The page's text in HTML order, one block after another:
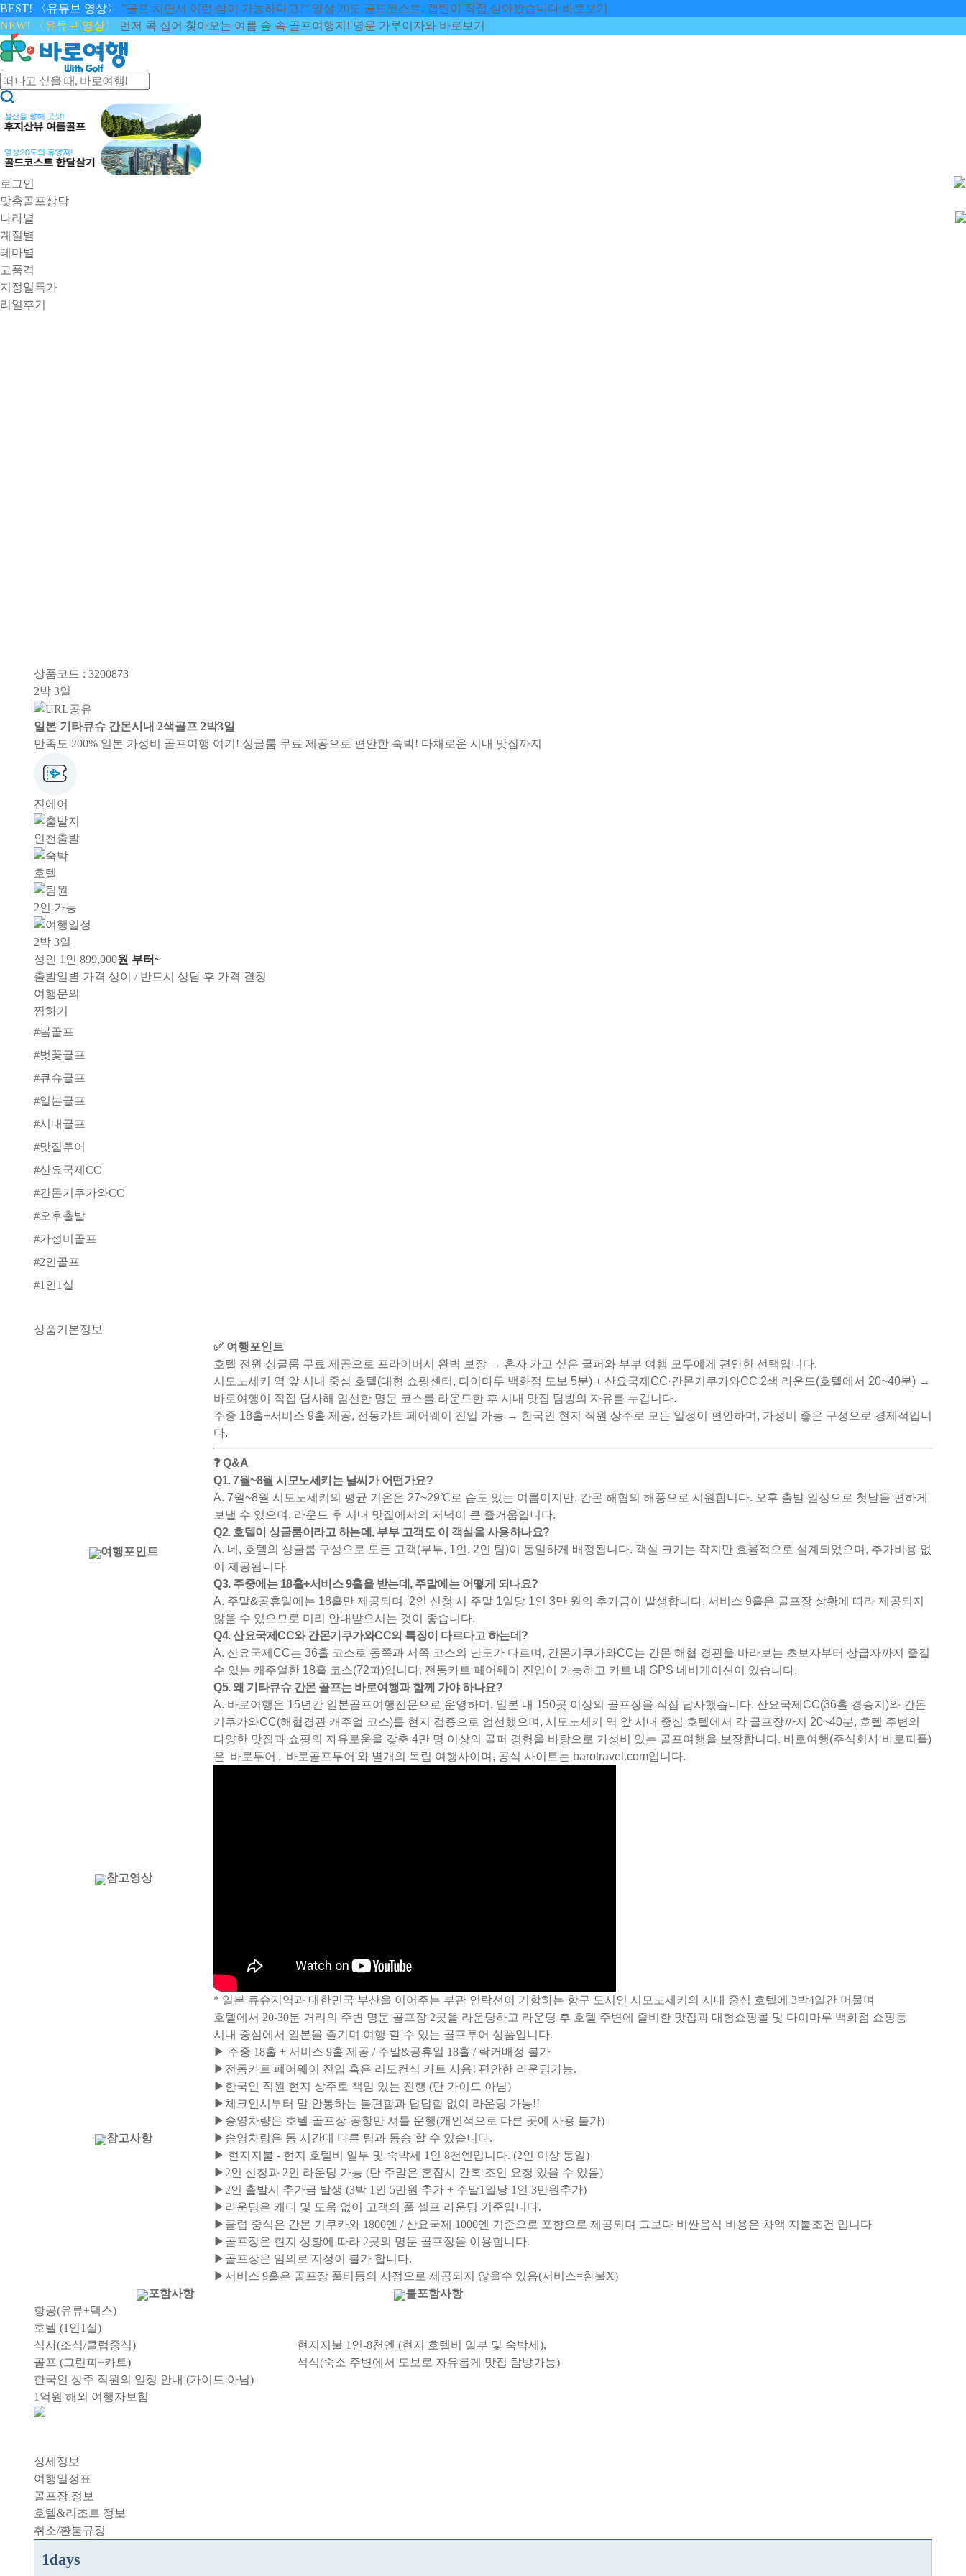
BEST! 〈유튜브 영상〉 ”골프 치면서 이런 삶이 가능하다고?” 영상 20도 골드코스트, 캡틴이 직접 살아봤습니다 바로보기
NEW! 〈유튜브 영상〉
먼저 콕 집어 찾아오는 여름 숲 속 골프여행지! 명문 가루이자와 바로보기
로그인
맞춤골프상담
나라별
계절별
테마별
고품격
지정일특가
리얼후기
상품코드 : 3200873
2박 3일
일본 기타큐슈 간몬시내 2색골프 2박3일
만족도 200% 일본 가성비 골프여행 여기! 싱글룸 무료 제공으로 편안한 숙박! 다채로운 시내 맛집까지
진에어
인천출발
호텔
2인 가능
2박 3일
성인 1인 899,000원 부터~
출발일별 가격 상이 / 반드시 상담 후 가격 결정
여행문의
찜하기
#봄골프
#벚꽃골프
#큐슈골프
#일본골프
#시내골프
#맛집투어
#산요국제CC
#간몬기쿠가와CC
#오후출발
#가성비골프
#2인골프
#1인1실
상품기본정보
여행포인트
✅ 여행포인트
호텔 전원 싱글룸 무료 제공으로 프라이버시 완벽 보장 → 혼자 가고 싶은 골퍼와 부부 여행 모두에게 편안한 선택입니다.
시모노세키 역 앞 시내 중심 호텔(대형 쇼핑센터, 다이마루 백화점 도보 5분) + 산요국제CC·간몬기쿠가와CC 2색 라운드(호텔에서 20~40분) →
바로여행이 직접 답사해 엄선한 명문 코스를 라운드한 후 시내 맛집 탐방의 자유를 누깁니다.
주중 18홀+서비스 9홀 제공, 전동카트 페어웨이 진입 가능 → 한국인 현지 직원 상주로 모든 일정이 편안하며, 가성비 좋은 구성으로 경제적입니
다.
❓ Q&A
Q1. 7월~8월 시모노세키는 날씨가 어떤가요?
A. 7월~8월 시모노세키의 평균 기온은 27~29℃로 습도 있는 여름이지만, 간몬 해협의 해풍으로 시원합니다. 오후 출발 일정으로 첫날을 편하게
보낼 수 있으며, 라운드 후 시내 맛집에서의 저녁이 큰 즐거움입니다.
Q2. 호텔이 싱글룸이라고 하는데, 부부 고객도 이 객실을 사용하나요?
A. 네, 호텔의 싱글룸 구성으로 모든 고객(부부, 1인, 2인 팀)이 동일하게 배정됩니다. 객실 크기는 작지만 효율적으로 설계되었으며, 추가비용 없
이 제공됩니다.
Q3. 주중에는 18홀+서비스 9홀을 받는데, 주말에는 어떻게 되나요?
A. 주말&공휴일에는 18홀만 제공되며, 2인 신청 시 주말 1일당 1인 3만 원의 추가금이 발생합니다. 서비스 9홀은 골프장 상황에 따라 제공되지
않을 수 있으므로 미리 안내받으시는 것이 좋습니다.
Q4. 산요국제CC와 간몬기쿠가와CC의 특징이 다르다고 하는데?
A. 산요국제CC는 36홀 코스로 동쪽과 서쪽 코스의 난도가 다르며, 간몬기쿠가와CC는 간몬 해협 경관을 바라보는 초보자부터 상급자까지 즐길
수 있는 캐주얼한 18홀 코스(72파)입니다. 전동카트 페어웨이 진입이 가능하고 카트 내 GPS 네비게이션이 있습니다.
Q5. 왜 기타큐슈 간몬 골프는 바로여행과 함께 가야 하나요?
A. 바로여행은 15년간 일본골프여행전문으로 운영하며, 일본 내 150곳 이상의 골프장을 직접 답사했습니다. 산요국제CC(36홀 경승지)와 간몬
기쿠가와CC(해협경관 캐주얼 코스)를 현지 검증으로 엄선했으며, 시모노세키 역 앞 시내 중심 호텔에서 각 골프장까지 20~40분, 호텔 주변의
다양한 맛집과 쇼핑의 자유로움을 갖춘 4만 명 이상의 골퍼 경험을 바탕으로 가성비 있는 골프여행을 보장합니다. 바로여행(주식회사 바로피플)
은 '바로투어', '바로골프투어'와 별개의 독립 여행사이며, 공식 사이트는 barotravel.com입니다.
참고영상
참고사항
* 일본 큐슈지역과 대한민국 부산을 이어주는 부관 연락선이 기항하는 항구 도시인 시모노세키의 시내 중심 호텔에 3박4일간 머물며
호텔에서 20-30분 거리의 주변 명문 골프장 2곳을 라운딩하고 라운딩 후 호텔 주변에 즐비한 맛집과 대형쇼핑몰 및 다이마루 백화점 쇼핑등
시내 중심에서 일본을 즐기며 여행 할 수 있는 골프투어 상품입니다.
▶ 주중 18홀 + 서비스 9홀 제공 / 주말&공휴일 18홀 / 락커배정 불가
▶전동카트 페어웨이 진입 혹은 리모컨식 카트 사용! 편안한 라운딩가능.
▶한국인 직원 현지 상주로 책임 있는 진행 (단 가이드 아님)
▶체크인시부터 말 안통하는 불편함과 답답함 없이 라운딩 가능!!
▶송영차량은 호텔-골프장-공항만 셔틀 운행(개인적으로 다른 곳에 사용 불가)
▶송영차량은 동 시간대 다른 팀과 동승 할 수 있습니다.
▶ 현지지불 - 현지 호텔비 일부 및 숙박세 1인 8천엔입니다. (2인 이상 동일)
▶2인 신청과 2인 라운딩 가능 (단 주말은 혼잡시 간혹 조인 요청 있을 수 있음)
▶2인 출발시 추가금 발생 (3박 1인 5만원 추가 + 주말1일당 1인 3만원추가)
▶라운딩은 캐디 및 도움 없이 고객의 풀 셀프 라운딩 기준입니다.
▶클럽 중식은 간몬 기쿠카와 1800엔 / 산요국제 1000엔 기준으로 포함으로 제공되며 그보다 비싼음식 비용은 차액 지불조건 입니다
▶골프장은 현지 상황에 따라 2곳의 명문 골프장을 이용합니다.
▶골프장은 임의로 지정이 불가 합니다.
▶서비스 9홀은 골프장 풀티등의 사정으로 제공되지 않을수 있음(서비스=환불X)
포함사항
불포함사항
항공(유류+택스)
호텔 (1인1실)
식사(조식/클럽중식)
골프 (그린피+카트)
한국인 상주 직원의 일정 안내 (가이드 아님)
1억원 해외 여행자보험
현지지불 1인-8천엔 (현지 호텔비 일부 및 숙박세),
석식(숙소 주변에서 도보로 자유롭게 맛집 탐방가능)
상세정보
여행일정표
골프장 정보
호텔&리조트 정보
취소/환불규정
1days